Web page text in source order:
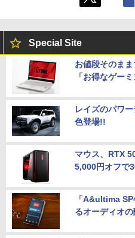
Special Site
お値段そのま
「お得なゲー
レイズのパワ
色登場!!
マウス、RTX
5,000円オフで
「A&ultima
るオーディオ